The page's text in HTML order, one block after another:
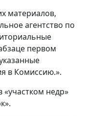
материалов,
агентство по
первом
в Комиссию.».
«участком недр»